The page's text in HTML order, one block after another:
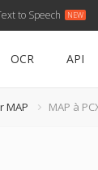
to Speech
OCR API
MAP MAP à